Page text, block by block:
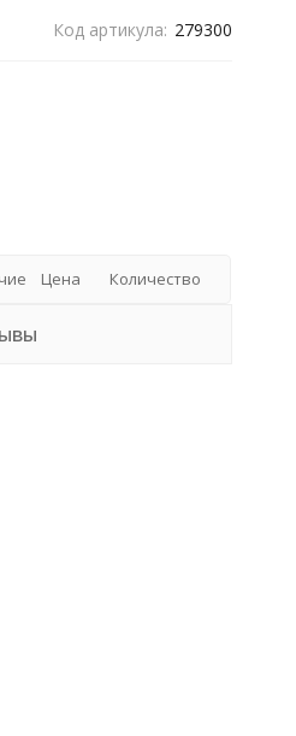
Код артикула: 279300
Цена Количество